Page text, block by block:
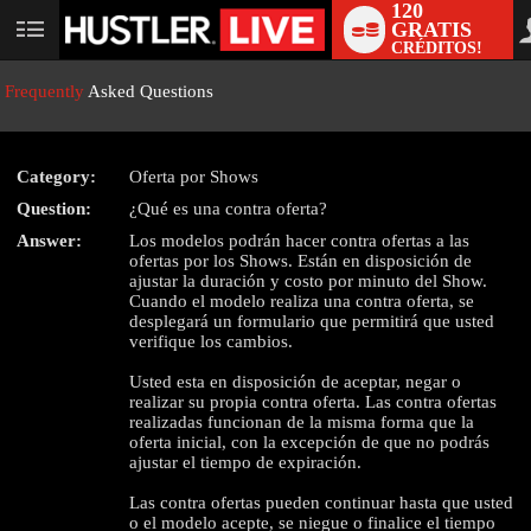
User
120
GRATIS
CRÉDITOS!
Frequently Asked Questions
Category:
Oferta por Shows
Question:
¿Qué es una contra oferta?
Answer:
Los modelos podrán hacer contra ofertas a las
ofertas por los Shows. Están en disposición de
ajustar la duración y costo por minuto del Show.
Cuando el modelo realiza una contra oferta, se
desplegará un formulario que permitirá que usted
verifique los cambios.
Usted esta en disposición de aceptar, negar o
realizar su propia contra oferta. Las contra ofertas
realizadas funcionan de la misma forma que la
oferta inicial, con la excepción de que no podrás
ajustar el tiempo de expiración.
Las contra ofertas pueden continuar hasta que usted
o el modelo acepte, se niegue o finalice el tiempo
LIMITED TIME OFFER!